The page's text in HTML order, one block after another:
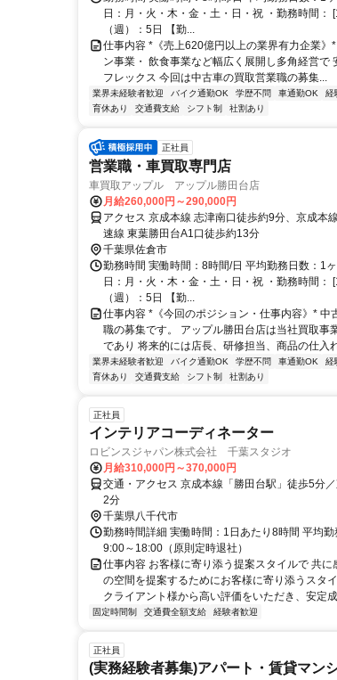
日：月・火・木・金・土・日・祝 ・勤務時間：
（週）：5日 【勤...
仕事内容 *《売上620億円以上の業界有力企業》
ン事業・ 飲食事業など幅広く展開し多角経営で
フレックス 今回は中古車の買取営業職の募集...
業界未経験者歓迎 バイク通勤OK 学歴不問 車通勤OK 経
育休あり
交通費支給 シフト制 社割あり
正社員
営業職・車買取専門店
車買取アップル アップル勝田台店
月給260,000円～290,000円
アクセス 京成本線 志津南口徒歩約9分、京成本
速線 東葉勝田台A1口徒歩約13分
千葉県佐倉市
勤務時間 実働時間：8時間/日 平均勤務日数：1
日：月・火・木・金・土・日・祝 ・勤務時間：
（週）：5日 【勤...
仕事内容 *《今回のポジション・仕事内容》* 中
職の募集です。 アップル勝田台店は当社買取事
であり 将来的には店長、研修担当、商品の仕入
業界未経験者歓迎 バイク通勤OK 学歴不問 車通勤OK 経
育休あり
交通費支給 シフト制 社割あり
正社員
インテリアコーディネーター
ロビンスジャパン株式会社 千葉スタジオ
月給310,000円～370,000円
交通・アクセス 京成本線「勝田台駅」徒歩5分
2分
千葉県八千代市
勤務時間詳細 実働時間：1日あたり8時間 平均
9:00～18:00（原則定時退社）
仕事内容 お客様に寄り添う提案スタイルで 共
の空間を提案するためにお客様に寄り添うスタ
クライアント様から高い評価をいただき、安定
固定時間制 交通費全額支給 経験者歓迎
正社員
(実務経験者募集)アパート・賃貸マン